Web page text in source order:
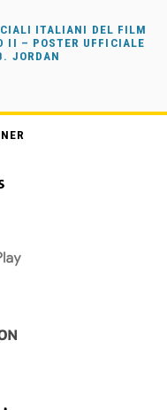
ITALIANI DEL FILM
II – POSTER UFFICIALE
JORDAN